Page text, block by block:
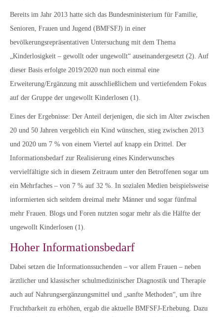
Bereits im Jahr 2013 hatte sich das Bundesministerium für Familie,
Senioren, Frauen und Jugend (BMFSFJ) in einer
bevölkerungsrepräsentativen Untersuchung mit dem Thema
„Kinderlosigkeit – gewollt oder ungewollt“ auseinandergesetzt (2). Auf
dieser Basis erfolgte 2019/2020 nun noch einmal eine
Erweiterung/Ergänzung mit ausschließlichem und vertiefendem Fokus
auf der Gruppe der ungewollt Kinderlosen (1).
Eines der Ergebnisse: Der Anteil derjenigen, die sich im Alter zwischen
20 und 50 Jahren vergeblich ein Kind wünschen, stieg zwischen 2013
und 2020 um 7 % von einem Viertel auf knapp ein Drittel. Der
Informationsbedarf zur Realisierung eines Kinderwunsches
vervielfältigte sich in diesem Zeitraum unter den Betroffenen sogar um
ein Mehrfaches – von 7 % auf 32 %. In sozialen Medien beispielsweise
informierten sich seitdem dreimal mehr Männer und sogar fünfmal
mehr Frauen. Blogs und Foren nutzten sogar mehr als die Hälfte der
ungewollt Kinderlosen (1).
Hoher Informationsbedarf
Dabei setzen die Informationssuchenden – vor allem Frauen – neben
ärztlicher und klassischer schulmedizinischer Diagnostik und Therapie
auch auf Nahrungsergänzungsmittel und „sanfte Methoden“, um ihre
Fruchtbarkeit zu erhöhen, ergab die aktuelle BMFSFJ-Erhebung. Dazu